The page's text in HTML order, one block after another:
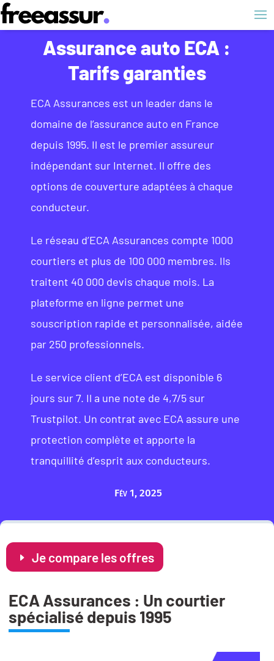
Assurance auto ECA :
Tarifs garanties
ECA Assurances est un leader dans le
domaine de l’assurance auto en France
depuis 1995. Il est le premier assureur
indépendant sur Internet. Il offre des
options de couverture adaptées à chaque
conducteur.
Le réseau d’ECA Assurances compte 1000
courtiers et plus de 100 000 membres. Ils
traitent 40 000 devis chaque mois. La
plateforme en ligne permet une
souscription rapide et personnalisée, aidée
par 250 professionnels.
Le service client d’ECA est disponible 6
jours sur 7. Il a une note de 4,7/5 sur
Trustpilot. Un contrat avec ECA assure une
protection complète et apporte la
tranquillité d’esprit aux conducteurs.
Fév 1, 2025
Je compare les offres
ECA Assurances : Un courtier
spécialisé depuis 1995